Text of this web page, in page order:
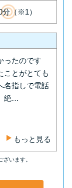
入があると
クの口コミ
ーンの問い
分（※1）
ったのです
ことがとても
名指しで電話
絶…
もっと見る
います。